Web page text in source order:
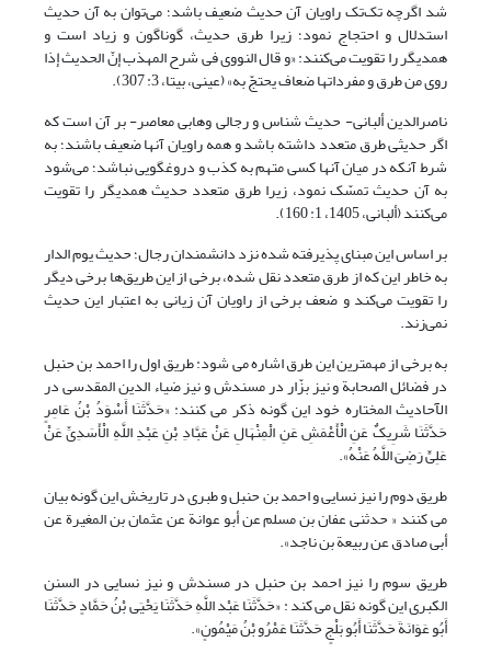
شد اگرچه تک‌تک راویان آن حدیث ضعیف باشد؛ می‌توان به آن حدیث
استدلال و احتجاج نمود؛ زیرا طرق حدیث، گوناگون و زیاد است و
همدیگر را تقویت می‌کنند: «و قال النووی فی شرح المهذب إنّ الحدیث إذا
روی من طرق و مفرداتها ضعاف یحتجّ به» (عینی، بی‎تا، 3: 307).
ناصرالدین ألبانی- حدیث شناس و رجالی وهابی معاصر- بر آن است که
اگر حدیثی طرق متعدد داشته باشد و همه راویان آنها ضعیف باشند؛ به
شرط آنکه در میان آنها کسی متهم به کذب و دروغگویی نباشد؛ می‌شود
به آن حدیث تمسّک نمود، زیرا طرق متعدد حدیث همدیگر را تقویت
می‌کنند (ألبانی، 1405، 1: 160).
بر اساس این مبنای پذیرفته شده نزد دانشمندان رجال؛ حدیث یوم الدار
به خاطر این که از طرق متعدد نقل شده، برخی از این طریق‌ها برخی دیگر
را تقویت می‌کند و ضعف برخی از راویان آن زیانی به اعتبار این حدیث
نمی‌زند.
به برخی از مهمترین این طرق اشاره می شود: طریق اول را احمد بن حنبل
در فضائل الصحابة و نیز بزّار در مسندش و نیز ضیاء الدین المقدسی در
الآحادیث المختاره خود این گونه ذکر می کنند: «حَدَّثَنَا أَسْوَدُ بْنُ عَامِرٍ
حَدَّثَنَا شَرِیکٌ عَنِ الْأَعْمَشِ عَنِ الْمِنْهَالِ عَنْ عَبَّادِ بْنِ عَبْدِ اللَّهِ الْأَسَدِیِّ عَنْ
عَلِیٍّ رَضِیَ اللَّهُ عَنْهُ».
طریق دوم را نیز نسایی و احمد بن حنبل و طبری در تاریخش این گونه بیان
می کنند « حدثنی عفان بن مسلم عن أبو عوانة عن عثمان بن المغیرة عن
أبی صادق عن ربیعة بن ناجد».
طریق سوم را نیز احمد بن حنبل در مسندش و نیز نسایی در السنن
الکبری این گونه نقل می کند : «حَدَّثَنَا عَبْد اللَّهِ حَدَّثَنَا یَحْیَى بْنُ حَمَّادٍ حَدَّثَنَا
أَبُو عَوَانَةَ حَدَّثَنَا أَبُو بَلْجٍ حَدَّثَنَا عَمْرُو بْنُ مَیْمُونٍ».